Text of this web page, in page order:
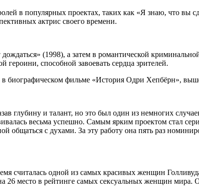
в популярных проектах, таких как «Я знаю, что
актрис своего времени.
(1998), а затем в романтической
героини, способной завоевать сердца зрителей.
биографическом фильме «История Одри Хепбёрн»,
глубину и талант, но это был один из немногих
весьма успешно. Самым ярким проектом стал
с духами. За эту работу она пять раз
считалась одной из самых красивых женщин
место в рейтинге самых сексуальных женщин мира.